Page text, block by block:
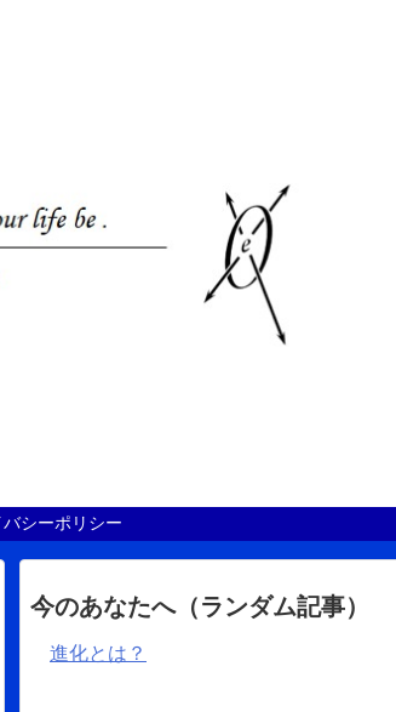
バシーポリシー
今のあなたへ（ランダム記事）
進化とは？